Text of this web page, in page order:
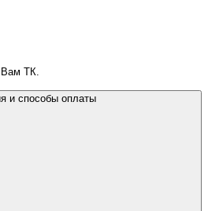
Вам ТК.
и способы оплаты